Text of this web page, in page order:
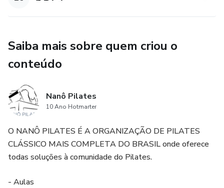
Saiba mais sobre quem criou o
conteúdo
Nanô Pilates
10 Ano Hotmarter
O NANÔ PILATES É A ORGANIZAÇÃO DE PILATES
CLÁSSICO MAIS COMPLETA DO BRASIL onde oferece
todas soluções à comunidade do Pilates.
- Aulas